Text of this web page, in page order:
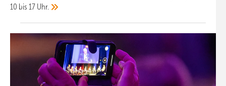
10 bis 17 Uhr.